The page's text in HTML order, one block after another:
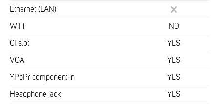
Ethernet (LAN)
WiFi NO
CI slot YES
VGA YES
YPbPr component in YES
Headphone jack YES